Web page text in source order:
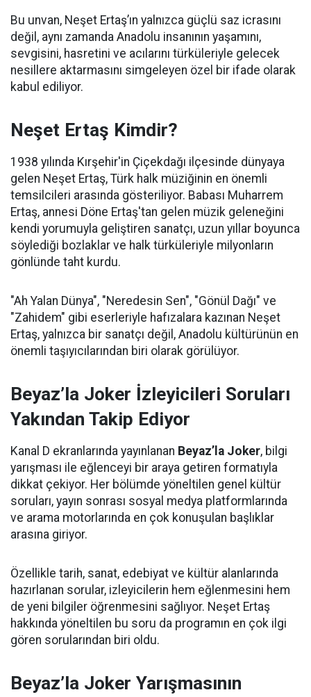
Bu unvan, Neşet Ertaş’ın yalnızca güçlü saz icrasını
değil, aynı zamanda Anadolu insanının yaşamını,
sevgisini, hasretini ve acılarını türküleriyle gelecek
nesillere aktarmasını simgeleyen özel bir ifade olarak
kabul ediliyor.
Neşet Ertaş Kimdir?
1938 yılında Kırşehir'in Çiçekdağı ilçesinde dünyaya
gelen Neşet Ertaş, Türk halk müziğinin en önemli
temsilcileri arasında gösteriliyor. Babası Muharrem
Ertaş, annesi Döne Ertaş'tan gelen müzik geleneğini
kendi yorumuyla geliştiren sanatçı, uzun yıllar boyunca
söylediği bozlaklar ve halk türküleriyle milyonların
gönlünde taht kurdu.
"Ah Yalan Dünya", "Neredesin Sen", "Gönül Dağı" ve
"Zahidem" gibi eserleriyle hafızalara kazınan Neşet
Ertaş, yalnızca bir sanatçı değil, Anadolu kültürünün en
önemli taşıyıcılarından biri olarak görülüyor.
Beyaz’la Joker İzleyicileri Soruları
Yakından Takip Ediyor
Kanal D ekranlarında yayınlanan Beyaz’la Joker, bilgi
yarışması ile eğlenceyi bir araya getiren formatıyla
dikkat çekiyor. Her bölümde yöneltilen genel kültür
soruları, yayın sonrası sosyal medya platformlarında
ve arama motorlarında en çok konuşulan başlıklar
arasına giriyor.
Özellikle tarih, sanat, edebiyat ve kültür alanlarında
hazırlanan sorular, izleyicilerin hem eğlenmesini hem
de yeni bilgiler öğrenmesini sağlıyor. Neşet Ertaş
hakkında yöneltilen bu soru da programın en çok ilgi
gören sorularından biri oldu.
Beyaz’la Joker Yarışmasının